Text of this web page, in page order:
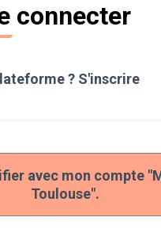
connecter
? S'inscrire
avec mon compte
Toulouse".